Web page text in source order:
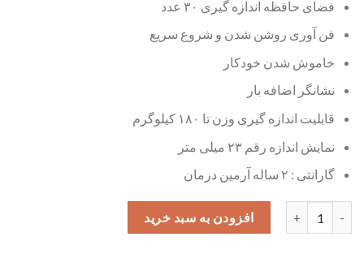
فضای حافظه اندازه گیری ۳۰ عدد
فن آوری روشن شدن و شروع سریع
خاموش شدن خودکار
نشانگر اضافه بار
قابلیت اندازه گیری وزن تا ۱۸۰ کیلوگرم
نمایش اندازه رقم ۲۳ میلی متر
گارانتی : ۲ ساله آرمین درمان
ترازو دیجیتالی تشخیصی بیورر مدل BF720 عددافزودن به سبد خرید